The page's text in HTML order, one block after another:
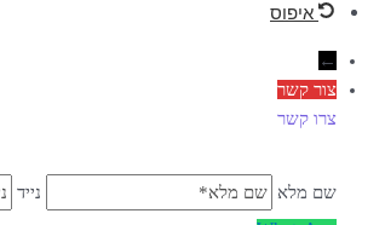
איפוס
←
צור קשר
צרו קשר
שם מלא נייד